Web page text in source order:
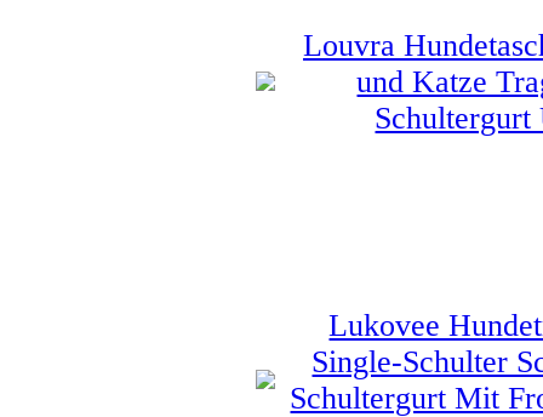
Louvra
und Katze
Schultergurt
Lukovee
Single-Schulter
Schultergurt Mit